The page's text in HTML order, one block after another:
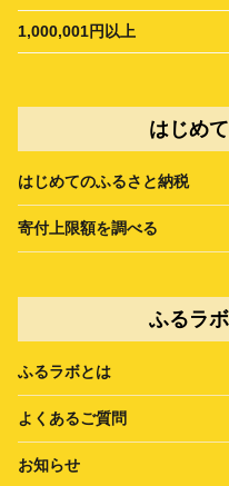
1,000,001円以上
はじめ
はじめてのふるさと納税
寄付上限額を調べる
ふるラ
ふるラボとは
よくあるご質問
お知らせ